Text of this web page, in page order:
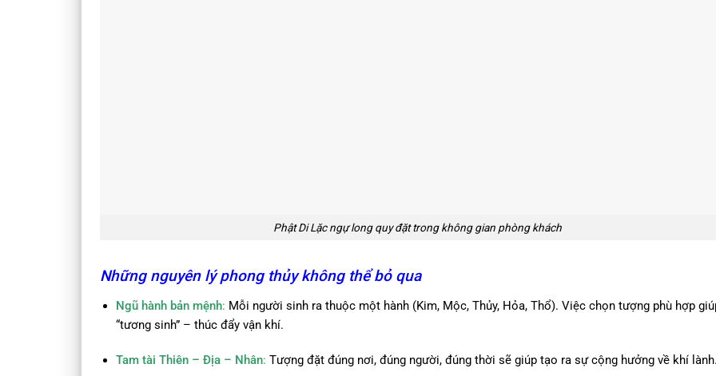
Phật Di Lặc ngự long quy đặt trong không gian phòng khách
Những nguyên lý phong thủy không thể bỏ qua
Ngũ hành bản mệnh: Mỗi người sinh ra thuộc một hành (Kim, Mộc, Thủy, Hỏa, Thổ). Việc chọn tượng phù hợp
“tương sinh” – thúc đẩy vận khí.
Tam tài Thiên – Địa – Nhân: Tượng đặt đúng nơi, đúng người, đúng thời sẽ giúp tạo ra sự cộng hưởng về khí